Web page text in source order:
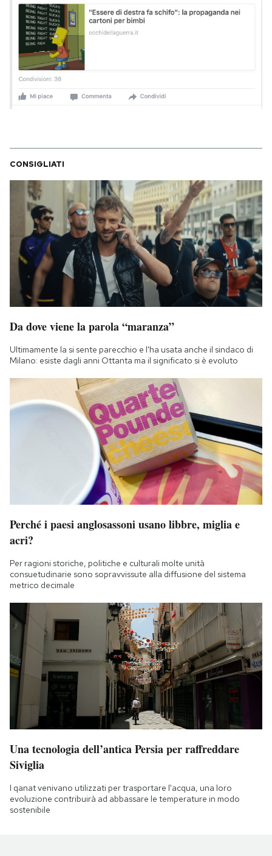
CONSIGLIATI
Da dove viene la parola “maranza”
Ultimamente la si sente parecchio e l'ha usata anche il sindaco di
Milano: esiste dagli anni Ottanta ma il significato si è evoluto
Perché i paesi anglosassoni usano libbre, miglia e
acri?
Per ragioni storiche, politiche e culturali molte unità
consuetudinarie sono sopravvissute alla diffusione del sistema
metrico decimale
Una tecnologia dell’antica Persia per raffreddare
Siviglia
I qanat venivano utilizzati per trasportare l'acqua, una loro
evoluzione contribuirà ad abbassare le temperature in modo
sostenibile